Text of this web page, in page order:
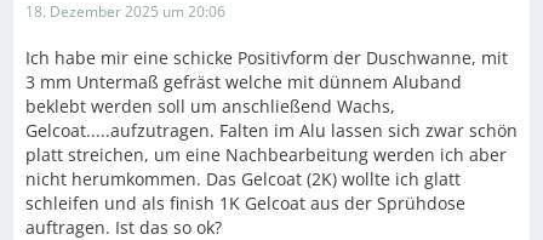
18. Dezember 2025 um 20:06
Ich habe mir eine schicke Positivform der Duschwanne, mit
3 mm Untermaß gefräst welche mit dünnem Aluband
beklebt werden soll um anschließend Wachs,
Gelcoat.....aufzutragen. Falten im Alu lassen sich zwar schön
platt streichen, um eine Nachbearbeitung werden ich aber
nicht herumkommen. Das Gelcoat (2K) wollte ich glatt
schleifen und als finish 1K Gelcoat aus der Sprühdose
auftragen. Ist das so ok?